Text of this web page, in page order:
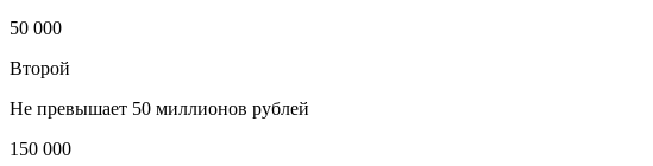
50 000
Второй
Не превышает 50 миллионов рублей
150 000